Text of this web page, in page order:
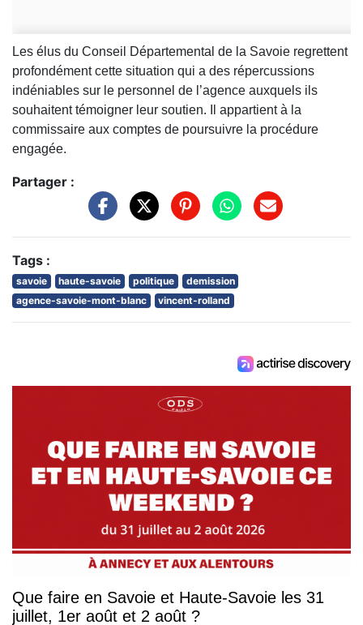
Les élus du Conseil Départemental de la Savoie regrettent
profondément cette situation qui a des répercussions
indéniables sur le personnel de l’agence auxquels ils
souhaitent témoigner leur soutien. Il appartient à la
commissaire aux comptes de poursuivre la procédure
engagée.
Partager :
Tags :
savoie haute-savoie politique
demission
agence-savoie-mont-blanc
vincent-rolland
Que faire en Savoie et Haute-Savoie les 31
juillet, 1er août et 2 août ?